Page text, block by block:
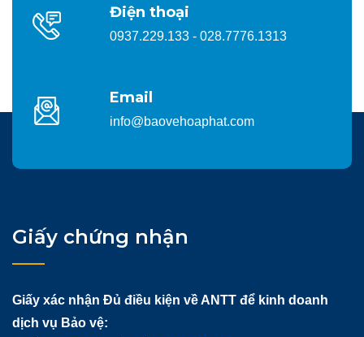
Điện thoại
0937.229.133 - 028.7776.1313
Email
info@baovehoaphat.com
Giấy chứng nhận
Giấy xác nhận Đủ điều kiện về ANTT để kinh doanh
dịch vụ Bảo vệ: